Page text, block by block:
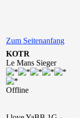
Zum Seitenanfang
KOTR
Le Mans Sieger
Offline